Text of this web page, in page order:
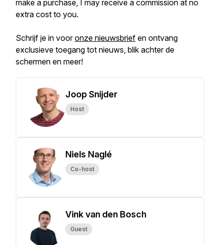
make a purchase, I may receive a commission at no
extra cost to you.
Schrijf je in vooronze nieuwsbrief en ontvang
exclusieve toegang tot nieuws, blik achter de
schermen en meer!
Joop Snijder
Host
Niels Naglé
Co-host
Vink van den Bosch
Guest